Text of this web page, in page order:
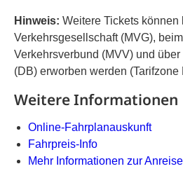
Hinweis: Weitere Tickets können
Verkehrsgesellschaft (MVG),
Verkehrsverbund (MVV) und
(DB) erworben werden (Tarifzone
Weitere Informationen
Online-Fahrplanauskunft
Fahrpreis-Info
Mehr Informationen zur